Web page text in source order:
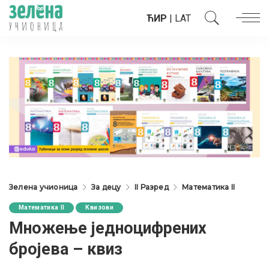
ЋИР | LAT
Зелена учионица За децу II Разред Математика II
Математика II Квизови
Множење једноцифрених
бројева – квиз